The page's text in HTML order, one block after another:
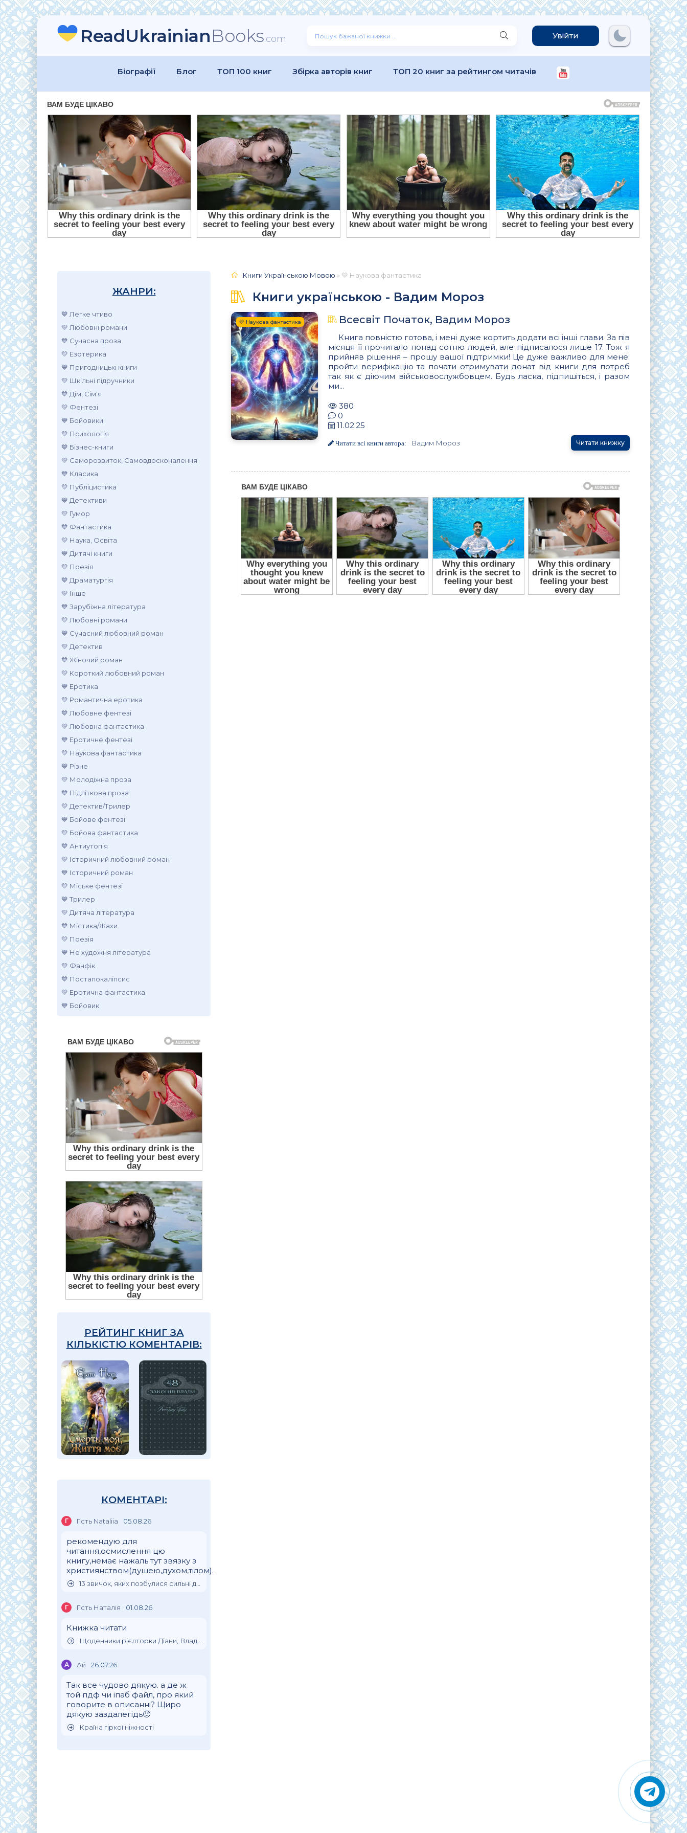
ReadUkrainianBooks.com Увійти
Біографії Блог ТОП 100 книг Збірка авторів книг ТОП 20 книг за рейтингом читачів
ЖАНРИ:
💙 Легке чтиво
💛 Любовні романи
💙 Сучасна проза
💛 Езотерика
💙 Пригодницькі книги
💛 Шкільні підручники
💙 Дім, Сім'я
💛 Фентезі
💙 Бойовики
💛 Психологія
💙 Бізнес-книги
💛 Саморозвиток, Самовдосконалення
💙 Класика
💛 Публіцистика
💙 Детективи
💛 Гумор
💙 Фантастика
💛 Наука, Освіта
💙 Дитячі книги
💛 Поезія
💙 Драматургія
💛 Інше
💙 Зарубіжна література
💛 Любовні романи
💙 Сучасний любовний роман
💛 Детектив
💙 Жіночий роман
💛 Короткий любовний роман
💙 Еротика
💛 Романтична еротика
💙 Любовне фентезі
💛 Любовна фантастика
💙 Еротичне фентезі
💛 Наукова фантастика
💙 Різне
💛 Молодіжна проза
💙 Підліткова проза
💛 Детектив/Трилер
💙 Бойове фентезі
💛 Бойова фантастика
💙 Антиутопія
💛 Історичний любовний роман
💙 Історичний роман
💛 Міське фентезі
💙 Трилер
💛 Дитяча література
💙 Містика/Жахи
💛 Поезія
💙 Не художня література
💛 Фанфік
💙 Постапокаліпсис
💛 Еротична фантастика
💙 Бойовик
РЕЙТИНГ КНИГ ЗА
КІЛЬКІСТЮ КОМЕНТАРІВ:
КОМЕНТАРІ:
Г Гість Nataliia 05.08.26
рекомендую для
читання,осмислення цю
книгу,немає нажаль тут звязку з
християнством(душею,духом,тілом).
13 звичок, яких позбулися сильні духом люди
Г Гість Наталія 01.08.26
Книжка читати
Щоденники рієлторки Діани, Влада Клімова
А Ай 26.07.26
Так все чудово дякую. а де ж
той пдф чи іпаб файл, про який
говорите в описанні? Щиро
дякую заздалегідь🙂
Країна гіркої ніжності
Книги Українською Мовою » 💛 Наукова фантастика
Книги українською - Вадим Мороз
💛 Наукова фантастика Всесвіт Початок, Вадим Мороз
Книга повністю готова, і мені дуже кортить додати всі інші глави. За пів
місяця її прочитало понад сотню людей, але підписалося лише 17. Тож я
прийняв рішення – прошу вашої підтримки! Це дуже важливо для мене:
пройти верифікацію та почати отримувати донат від книги для потреб
так як є діючим військовослужбовцем. Будь ласка, підпишіться, і разом
ми...
380
0
11.02.25
Читати всі книги автора: Вадим Мороз Читати книжку